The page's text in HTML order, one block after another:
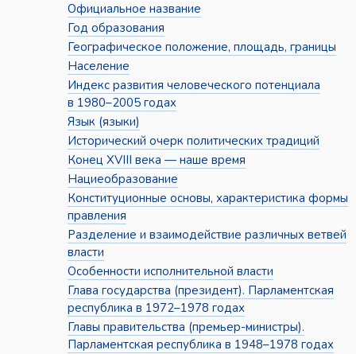
Официальное название
Год образования
Географическое положение, площадь, границы
Население
Индекс развития человеческого потенциала
в 1980–2005 годах
Язык (языки)
Исторический очерк политических традиций
Конец XVIII века — наше время
Нациеобразование
Конституционные основы, характеристика формы
правления
Разделение и взаимодействие различных ветвей
власти
Особенности исполнительной власти
Глава государства (президент). Парламентская
республика в 1972–1978 годах
Главы правительства (премьер-министры).
Парламентская республика в 1948–1978 годах